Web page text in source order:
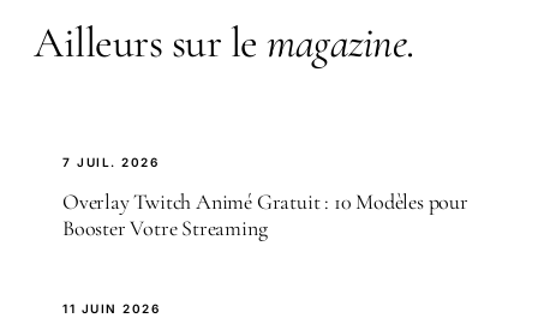
Ailleurs sur le magazine.
7 JUIL. 2026
Overlay Twitch Animé Gratuit : 10 Modèles pour
Booster Votre Streaming
11 JUIN 2026